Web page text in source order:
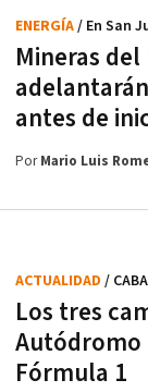
Mineras
antes de
ENERGÍA/ En San
PorMario Luis
Los tres
Autódromo
Fórmula 1
ACTUALIDAD / CABA